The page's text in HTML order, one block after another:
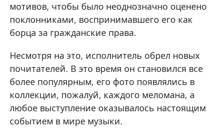
мотивов, чтобы было неоднозначно оценено
поклонниками, воспринимавшего его как
борца за гражданские права.
Несмотря на это, исполнитель обрел новых
почитателей. В это время он становился все
более популярным, его фото появлялись в
коллекции, пожалуй, каждого меломана, а
любое выступление оказывалось настоящим
событием в мире музыки.